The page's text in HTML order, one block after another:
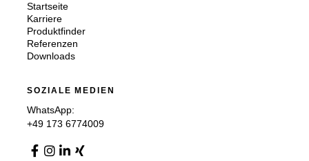
Startseite
Karriere
Produktfinder
Referenzen
Downloads
SOZIALE MEDIEN
WhatsApp:
+49 173 6774009